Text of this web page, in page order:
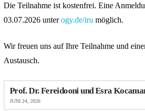
Die Teilnahme ist kostenfrei. Eine
03.07.2026 unterogy.de/iru möglich.
Wir freuen uns auf Ihre Teilnahme und
Austausch.
JUNI 24, 2026